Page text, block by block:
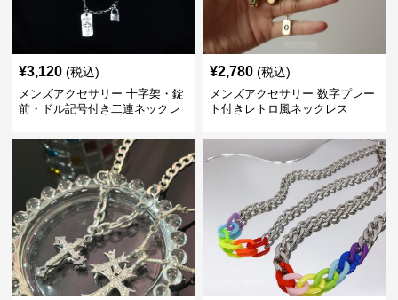
¥3,120 (税込)
メンズアクセサリー 十字架・錠
前・ドル記号付き二連ネックレ
¥2,780 (税込)
メンズアクセサリー 数字プレー
ト付きレトロ風ネックレス